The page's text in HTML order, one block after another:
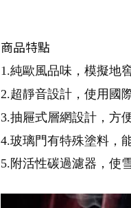
商品特點
1.純歐風品味，模擬地
2.超靜音設計，使用國
3.抽屜式層網設計，方
4.玻璃門有特殊塗料，
5.附活性碳過濾器，使